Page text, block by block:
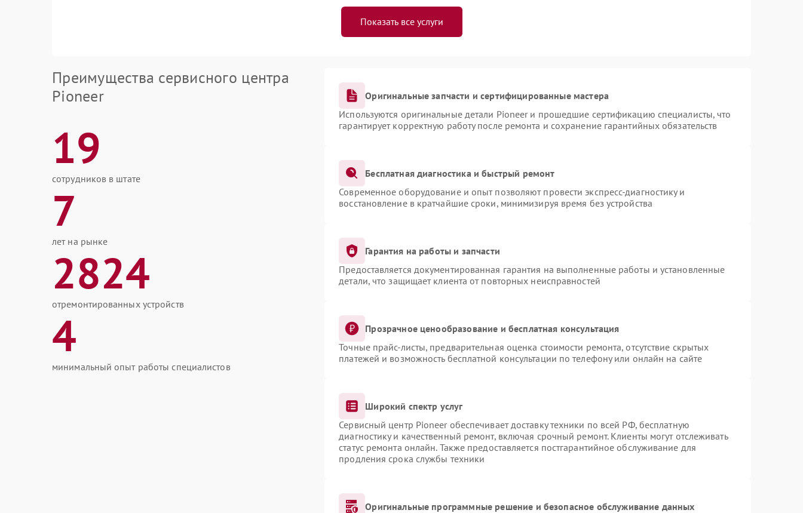
Показать все услуги
Преимущества сервисного центра
Pioneer
19
сотрудников в штате
7
лет на рынке
2824
отремонтированных устройств
4
минимальный опыт работы специалистов
Оригинальные запчасти и сертифицированные мастера
Используются оригинальные детали Pioneer и прошедшие сертификацию специалисты, что
гарантирует корректную работу после ремонта и сохранение гарантийных обязательств
Бесплатная диагностика и быстрый ремонт
Современное оборудование и опыт позволяют провести экспресс-диагностику и
восстановление в кратчайшие сроки, минимизируя время без устройства
Гарантия на работы и запчасти
Предоставляется документированная гарантия на выполненные работы и установленные
детали, что защищает клиента от повторных неисправностей
Прозрачное ценообразование и бесплатная консультация
Точные прайс-листы, предварительная оценка стоимости ремонта, отсутствие скрытых
платежей и возможность бесплатной консультации по телефону или онлайн на сайте
Широкий спектр услуг
Сервисный центр Pioneer обеспечивает доставку техники по всей РФ, бесплатную
диагностику и качественный ремонт, включая срочный ремонт. Клиенты могут отслеживать
статус ремонта онлайн. Также предоставляется постгарантийное обслуживание для
продления срока службы техники
Оригинальные программные решение и безопасное обслуживание данных